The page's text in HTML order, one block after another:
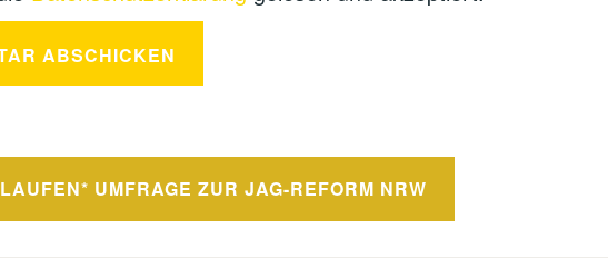
UMFRAGE ZUR JAG-REFORM NRW